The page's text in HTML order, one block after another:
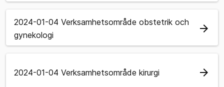
2024-01-04 Verksamhetsområde obstetrik och
gynekologi
arrow_forward
2024-01-04 Verksamhetsområde kirurgi arrow_forward